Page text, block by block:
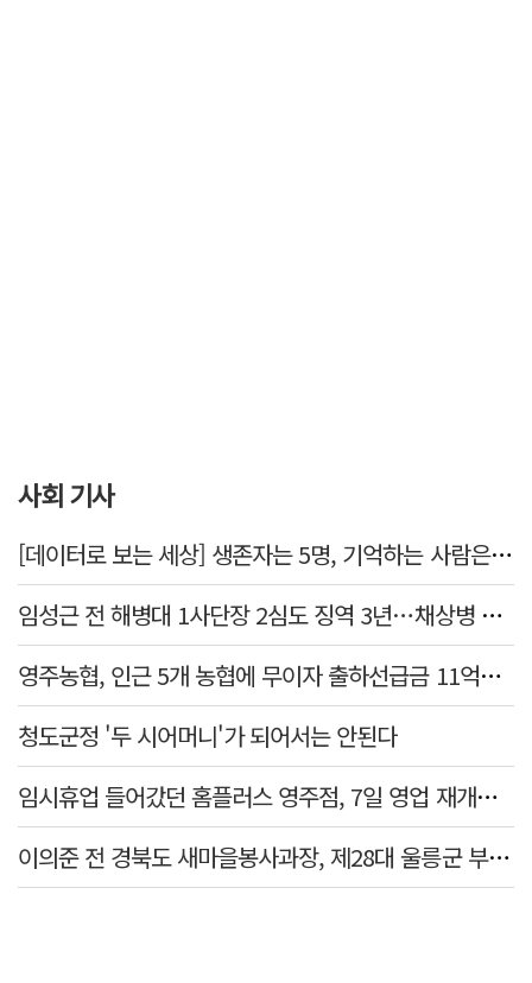
사회 기사
[데이터로 보는 세상] 생존자는 5명, 기억하는 사람은 늘었다
임성근 전 해병대 1사단장 2심도 징역 3년…채상병 순직 책임 유죄
영주농협, 인근 5개 농협에 무이자 출하선급금 11억원 지원…상생 유통망 강화
청도군정 '두 시어머니'가 되어서는 안된다
임시휴업 들어갔던 홈플러스 영주점, 7일 영업 재개…지하 1층만 운영
이의준 전 경북도 새마을봉사과장, 제28대 울릉군 부군수 취임